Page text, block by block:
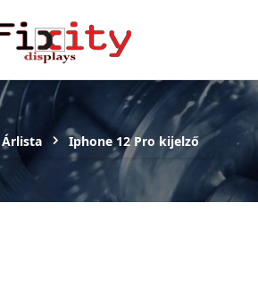
Árlista Iphone 12 Pro kijelző